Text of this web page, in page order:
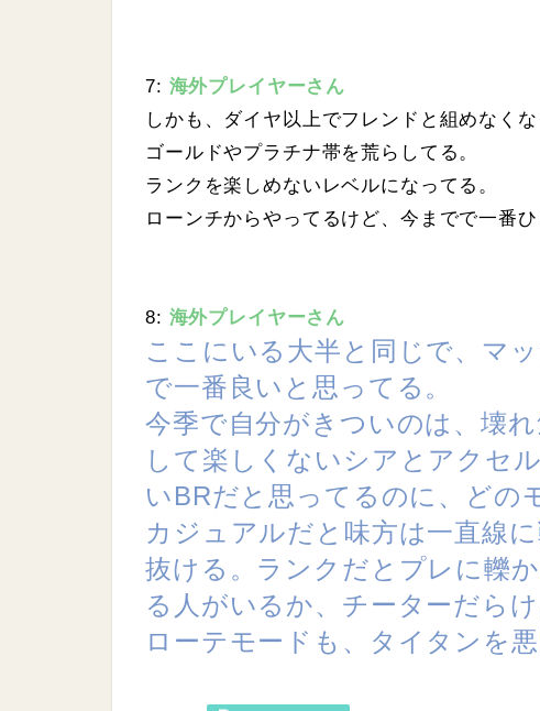
7: 海外プレイヤーさん
しかも、ダイヤ以上でフレンドと組めなく
ゴールドやプラチナ帯を荒らしてる。
ランクを楽しめないレベルになってる。
ローンチからやってるけど、今までで一番ひ
8: 海外プレイヤーさん
ここにいる大半と同じで、マ
で一番良いと思ってる。
今季で自分がきついのは、壊
して楽しくないシアとアクセ
いBRだと思ってるのに、どの
カジュアルだと味方は一直線
抜ける。ランクだとプレに轢
る人がいるか、チーターだら
ローテモードも、タイタンを